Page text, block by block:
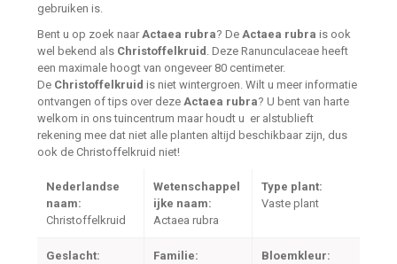
gebruiken is.
Bent u op zoek naar Actaea rubra? De Actaea rubra is ook
wel bekend als Christoffelkruid . Deze Ranunculaceae heeft
een maximale hoogt van ongeveer 80 centimeter.
De Christoffelkruid is niet wintergroen. Wilt u meer informatie
ontvangen of tips over deze Actaea rubra? U bent van harte
welkom in ons tuincentrum maar houdt u er alstublieft
rekening mee dat niet alle planten altijd beschikbaar zijn, dus
ook de Christoffelkruid niet!
Nederlandse
naam:
Christoffelkruid
Wetenschappel
ijke naam:
Actaea rubra
Type plant:
Vaste plant
Geslacht:
Familie:
Bloemkleur: